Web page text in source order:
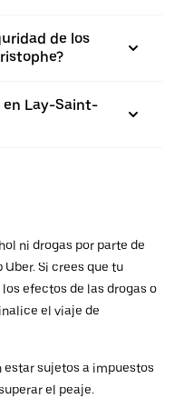
de los
en Lay-Saint-
ni drogas por parte de
Si crees que tu
efectos de las drogas o
el viaje de
sujetos a impuestos
el peaje.